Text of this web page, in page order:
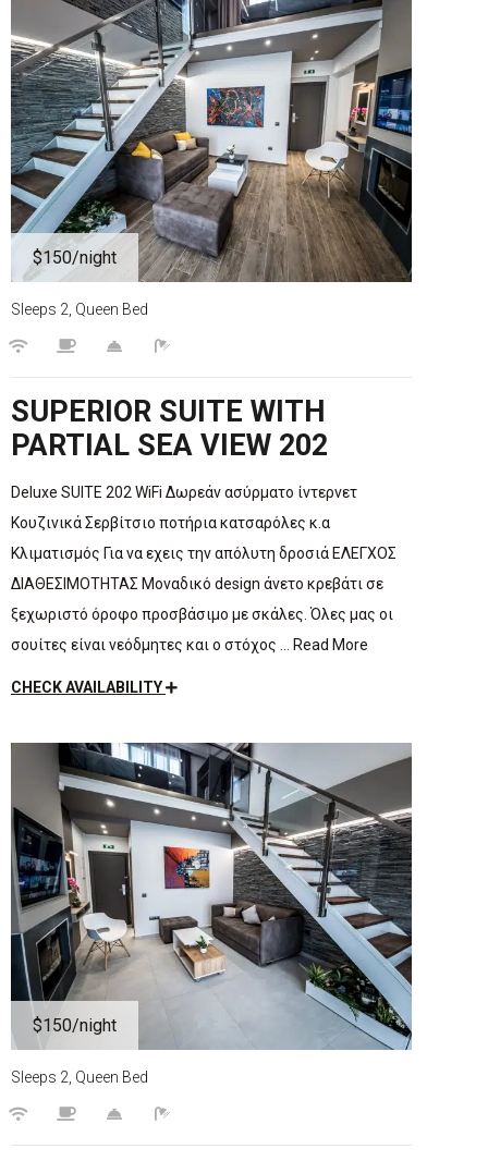
$150/night
Sleeps 2, Queen Bed
SUPERIOR SUITE WITH
PARTIAL SEA VIEW 202
Deluxe SUITE 202 WiFi Δωρεάν ασύρματο ίντερνετ
Κουζινικά Σερβίτσιο ποτήρια κατσαρόλες κ.α
Κλιματισμός Για να εχεις την απόλυτη δροσιά ΕΛΕΓΧΟΣ
ΔΙΑΘΕΣΙΜΟΤΗΤΑΣ Μοναδικό design άνετο κρεβάτι σε
ξεχωριστό όροφο προσβάσιμο με σκάλες. Όλες μας οι
σουίτες είναι νεόδμητες και ο στόχος … Read More
CHECK AVAILABILITY
$150/night
Sleeps 2, Queen Bed